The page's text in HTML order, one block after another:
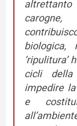
altrettanto
‘ripulitura’
cicli
impedire
e